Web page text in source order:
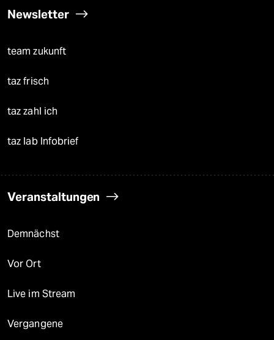
Newsletter
team zukunft
taz frisch
taz zahl ich
taz lab Infobrief
Veranstaltungen
Demnächst
Vor Ort
Live im Stream
Vergangene